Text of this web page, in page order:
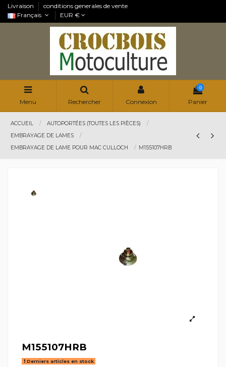
Livraison
conditions generales de vente
Français
EUR €
Menu Rechercher Connexion
0
Panier
ACCUEIL
AUTOPORTÉES (TOUTES LES PIÈCES)
EMBRAYAGE DE LAMES
EMBRAYAGE DE LAME POUR MAC CULLOCH
M155107HRB
M155107HRB
Derniers articles en stock